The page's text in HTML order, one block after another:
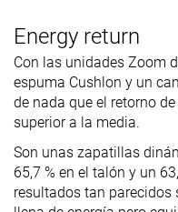
Energy return
Con las unidades Zoom
espuma Cushlon y un
de nada que el retorno
superior a la media.
Son unas zapatillas
65,7 % en el talón y un
resultados tan parecidos